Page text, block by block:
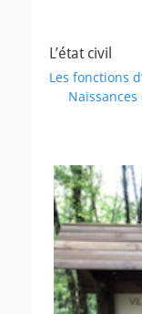
L’état civil
Les fonctions